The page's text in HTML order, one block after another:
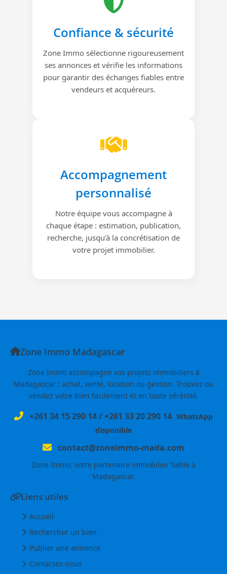
Confiance & sécurité
Zone Immo sélectionne rigoureusement
ses annonces et vérifie les informations
pour garantir des échanges fiables entre
vendeurs et acquéreurs.
Accompagnement
personnalisé
Notre équipe vous accompagne à
chaque étape : estimation, publication,
recherche, jusqu’à la concrétisation de
votre projet immobilier.
Zone Immo Madagascar
Zone Immo accompagne vos projets immobiliers à
Madagascar : achat, vente, location ou gestion. Trouvez ou
vendez votre bien facilement et en toute sérénité.
+261 34 15 290 14/+261 33 20 290 14 WhatsApp
disponible
contact@zoneimmo-mada.com
Zone Immo, votre partenaire immobilier fiable à
Madagascar.
Liens utiles
Accueil
Rechercher un bien
Publier une annonce
Contactez-nous